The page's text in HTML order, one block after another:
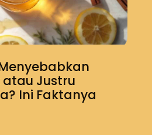
atau Justru
Ini Faktanya